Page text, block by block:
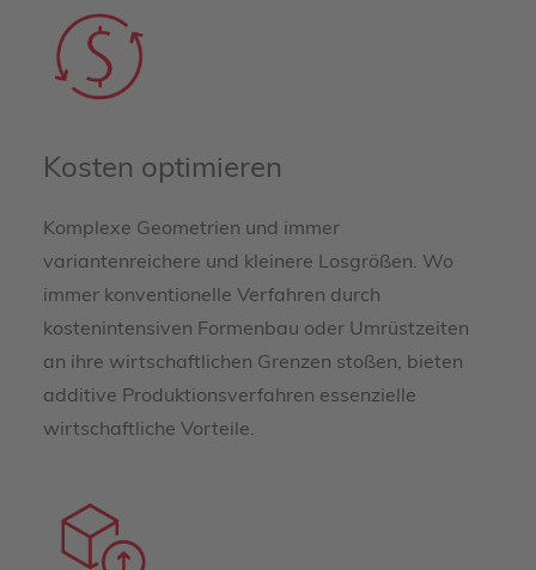
Kosten optimieren
Komplexe Geometrien und immer
variantenreichere und kleinere Losgrößen. Wo
immer konventionelle Verfahren durch
kostenintensiven Formenbau oder Umrüstzeiten
an ihre wirtschaftlichen Grenzen stoßen, bieten
additive Produktionsverfahren essenzielle
wirtschaftliche Vorteile.